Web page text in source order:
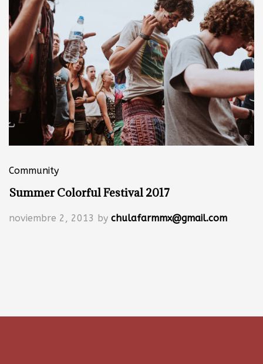
Community
Summer Colorful Festival 2017
noviembre 2, 2013 by chulafarmmx@gmail.com